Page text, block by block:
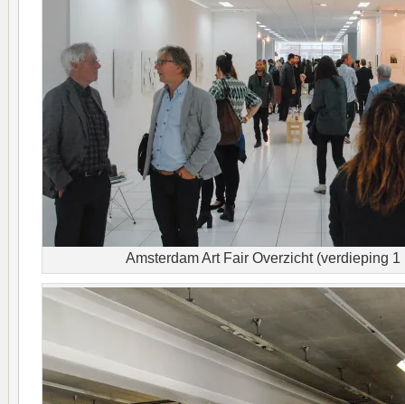
Amsterdam Art Fair Overzicht (verdieping